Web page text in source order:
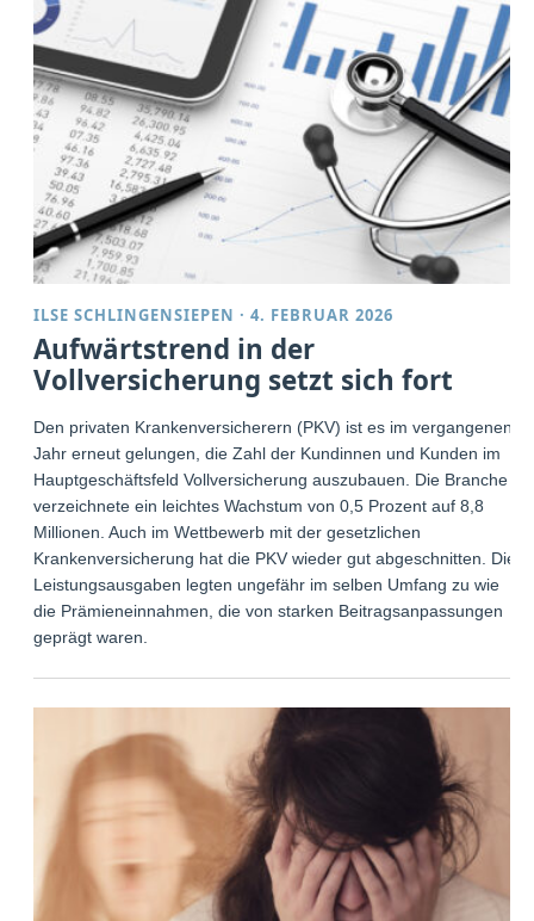
ILSE SCHLINGENSIEPEN ·4. FEBRUAR 2026
Aufwärtstrend in der
Vollversicherung setzt sich fort
Den privaten Krankenversicherern (PKV) ist es im vergangenen
Jahr erneut gelungen, die Zahl der Kundinnen und Kunden im
Hauptgeschäftsfeld Vollversicherung auszubauen. Die Branche
verzeichnete ein leichtes Wachstum von 0,5 Prozent auf 8,8
Millionen. Auch im Wettbewerb mit der gesetzlichen
Krankenversicherung hat die PKV wieder gut abgeschnitten. Die
Leistungsausgaben legten ungefähr im selben Umfang zu wie
die Prämieneinnahmen, die von starken Beitragsanpassungen
geprägt waren.